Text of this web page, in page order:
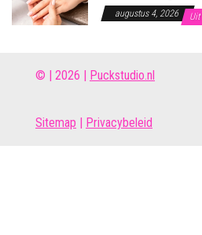
augustus 4, 2026 Uit
© | 2026 | Puckstudio.nl
Sitemap | Privacybeleid